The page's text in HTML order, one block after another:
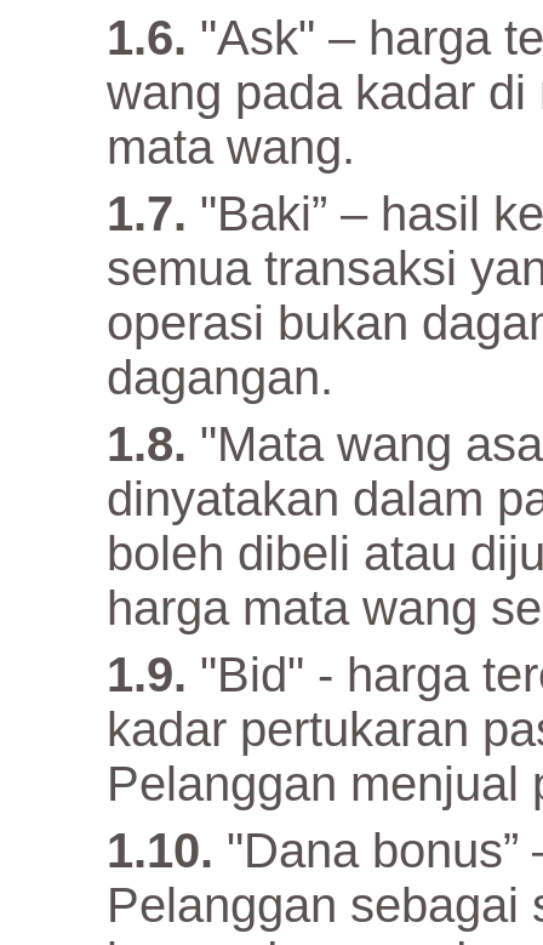
"Ask" – harga
wang pada kadar
mata wang.
"Baki” – hasil
semua transaksi
operasi bukan
dagangan.
"Mata wang
dinyatakan dalam
boleh dibeli atau
harga mata wang
"Bid" - harga
kadar pertukaran
Pelanggan menjual
"Dana
Pelanggan sebagai